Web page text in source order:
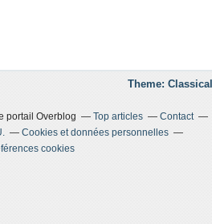
Theme:
portail Overblog Top articles
Contact
Cookies et données personnelles
cookies